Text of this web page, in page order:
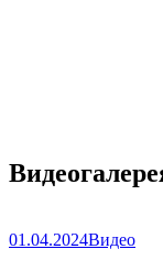
01.04.2024Видео